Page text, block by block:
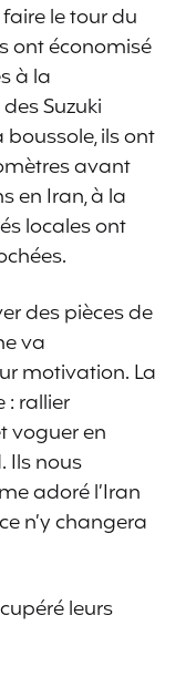
le tour du
ont économisé
à la
Suzuki
boussole, ils ont
avant
en Iran, à la
locales ont
des pièces de
va
motivation. La
: rallier
voguer en
Ils nous
adoré l’Iran
n’y changera
leurs